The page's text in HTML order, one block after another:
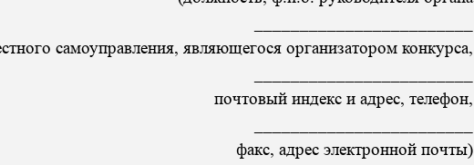
самоуправления, являющегося организатором конкурса,
почтовый индекс и адрес, телефон,
факс, адрес электронной почты)